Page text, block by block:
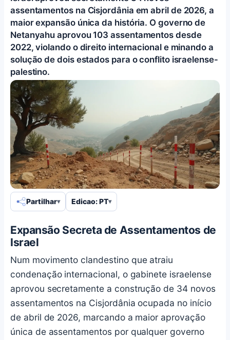
assentamentos na Cisjordânia em abril de 2026, a
maior expansão única da história. O governo de
Netanyahu aprovou 103 assentamentos desde
2022, violando o direito internacional e minando a
solução de dois estados para o conflito israelense-
palestino.
Partilhar Edicao: PT
Expansão Secreta de Assentamentos de
Israel
Num movimento clandestino que atraiu
condenação internacional, o gabinete israelense
aprovou secretamente a construção de 34 novos
assentamentos na Cisjordânia ocupada no início
de abril de 2026, marcando a maior aprovação
única de assentamentos por qualquer governo